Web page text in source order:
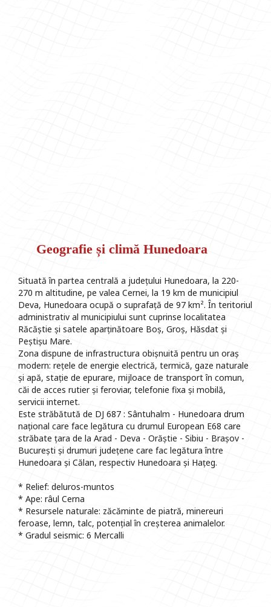
Geografie și climă Hunedoara
Situată în partea centrală a județului Hunedoara, la 220-
270 m altitudine, pe valea Cernei, la 19 km de municipiul
Deva, Hunedoara ocupă o suprafață de 97 km². În teritoriul
administrativ al municipiului sunt cuprinse localitatea
Răcăștie și satele aparținătoare Boș, Groș, Hăsdat și
Peștișu Mare.
Zona dispune de infrastructura obișnuită pentru un oraș
modern: rețele de energie electrică, termică, gaze naturale
și apă, stație de epurare, mijloace de transport în comun,
căi de acces rutier și feroviar, telefonie fixa și mobilă,
servicii internet.
Este străbătută de DJ 687 : Sântuhalm - Hunedoara drum
național care face legătura cu drumul European E68 care
străbate țara de la Arad - Deva - Orăștie - Sibiu - Brașov -
București și drumuri județene care fac legătura între
Hunedoara și Călan, respectiv Hunedoara și Hațeg.
* Relief: deluros-muntos
* Ape: râul Cerna
* Resursele naturale: zăcăminte de piatră, minereuri
feroase, lemn, talc, potențial în creșterea animalelor.
* Gradul seismic: 6 Mercalli